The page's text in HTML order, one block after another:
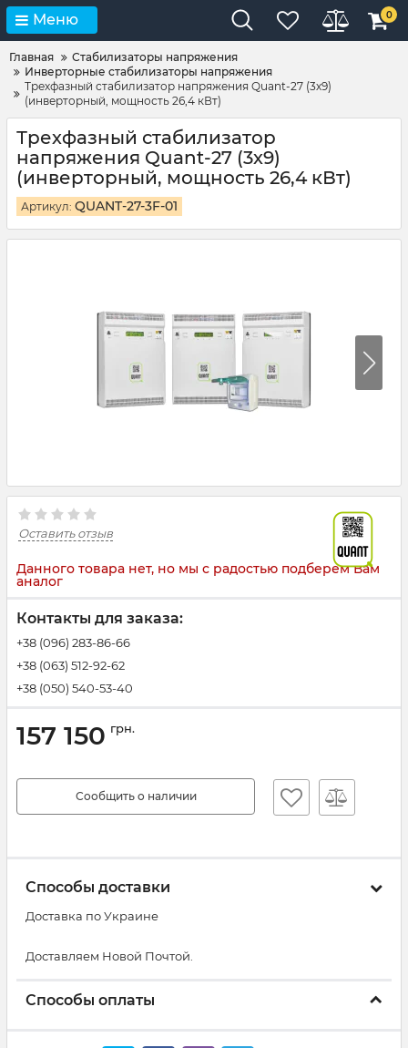
Меню 0
Главная
Стабилизаторы напряжения
Инверторные стабилизаторы напряжения
Трехфазный стабилизатор напряжения Quant-27 (3х9)
(инверторный, мощность 26,4 кВт)
Трехфазный стабилизатор
напряжения Quant-27 (3х9)
(инверторный, мощность 26,4 кВт)
Артикул: QUANT-27-3F-01
Оставить отзыв
Данного товара нет, но мы с радостью подберем Вам
аналог
Контакты для заказа:
+38 (096) 283-86-66
+38 (063) 512-92-62
+38 (050) 540-53-40
157 150 грн.
Сообщить о наличии
Способы доставки
Доставка по Украине
Доставляем Новой Почтой.
Способы оплаты